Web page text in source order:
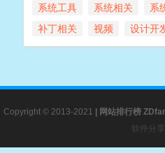
系统工具
系统相关 系
补丁相关
视频 设计开
Copyright © 2013-2021 网站排行榜
软件分